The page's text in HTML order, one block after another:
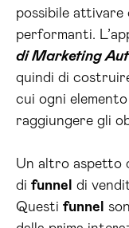
possibile attivare
performanti.
di Marketing
quindi di
cui ogni
raggiungere gli
Un altro aspetto
di funnel
di
Questi funnel